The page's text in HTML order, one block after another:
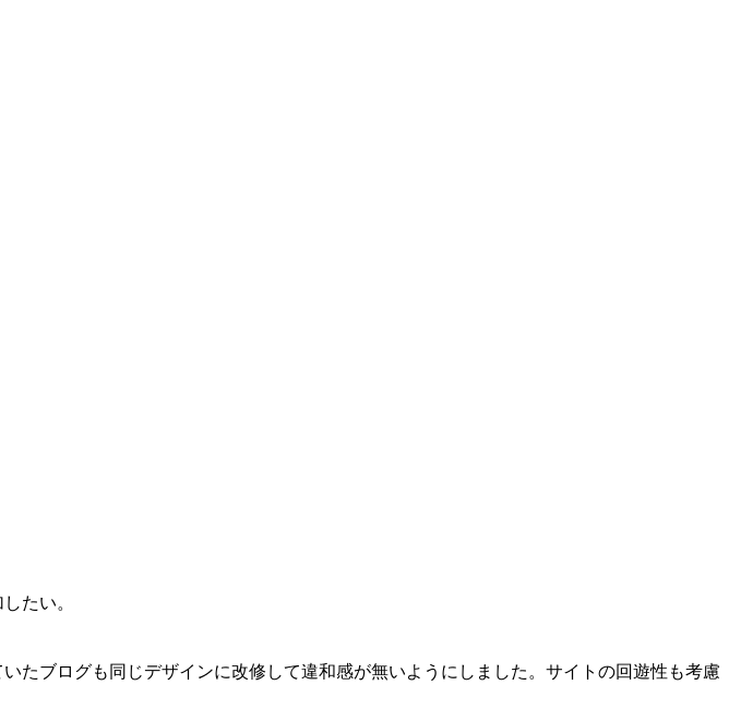
たい。
たブログも同じデザインに改修して違和感が無いようにしました。サイトの回遊性も考慮